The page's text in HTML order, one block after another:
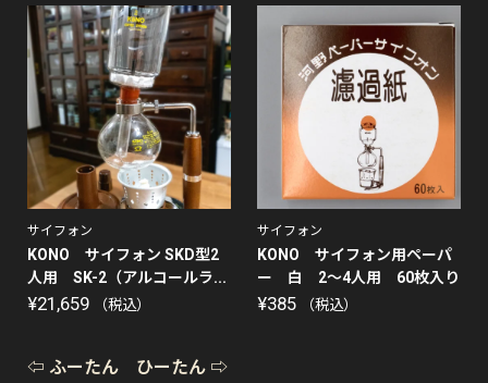
サイフォン
KONO サイフォン SKD型2
人用 SK-2（アルコールラ...
¥21,659 （税込）
サイフォン
KONO サイフォン用ペーパ
ー 白 2〜4人用 60枚入り
¥385 （税込）
⇦ ふーたん ひーたん ⇨